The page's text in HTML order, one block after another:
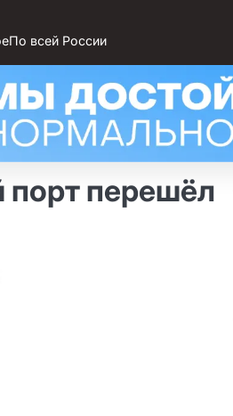
По всей России
порт перешёл